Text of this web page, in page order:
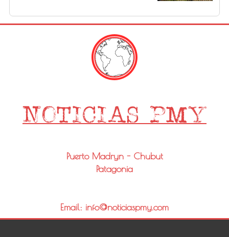
Puerto Madryn - Chubut
Patagonia
Email: info@noticiaspmy.com